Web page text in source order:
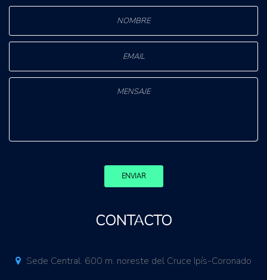
ENVIAR
CONTACTO
Sede Central. 600 m. noreste del Cruce Ipís-Coronado